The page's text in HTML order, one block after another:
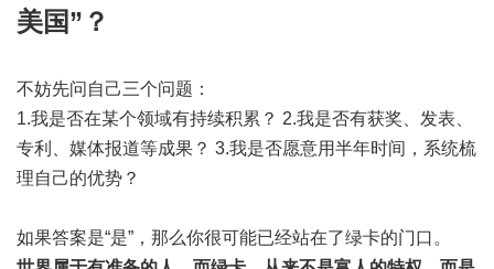
美国”？
不妨先问自己三个问题：
1.我是否在某个领域有持续积累？ 2.我是否有获奖、发表、
专利、媒体报道等成果？ 3.我是否愿意用半年时间，系统梳
理自己的优势？
如果答案是“是”，那么你很可能已经站在了绿卡的门口。